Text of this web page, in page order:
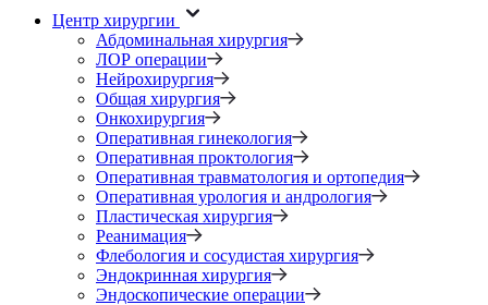
Центр хирургии
Абдоминальная хирургия
ЛОР операции
Нейрохирургия
Общая хирургия
Онкохирургия
Оперативная гинекология
Оперативная проктология
Оперативная травматология и ортопедия
Оперативная урология и андрология
Пластическая хирургия
Реанимация
Флебология и сосудистая хирургия
Эндокринная хирургия
Эндоскопические операции